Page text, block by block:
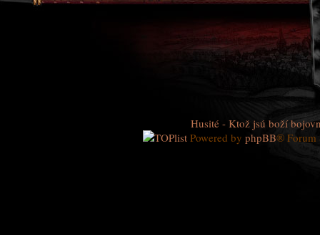
Husité - Ktož jsú boží
Powered by phpBB® Forum